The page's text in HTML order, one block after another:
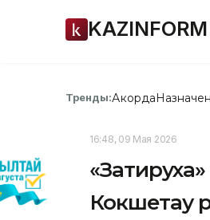
KAZINFORM
Тренды:Акорда
16:48, 09 Мая 2026
Кокшетау